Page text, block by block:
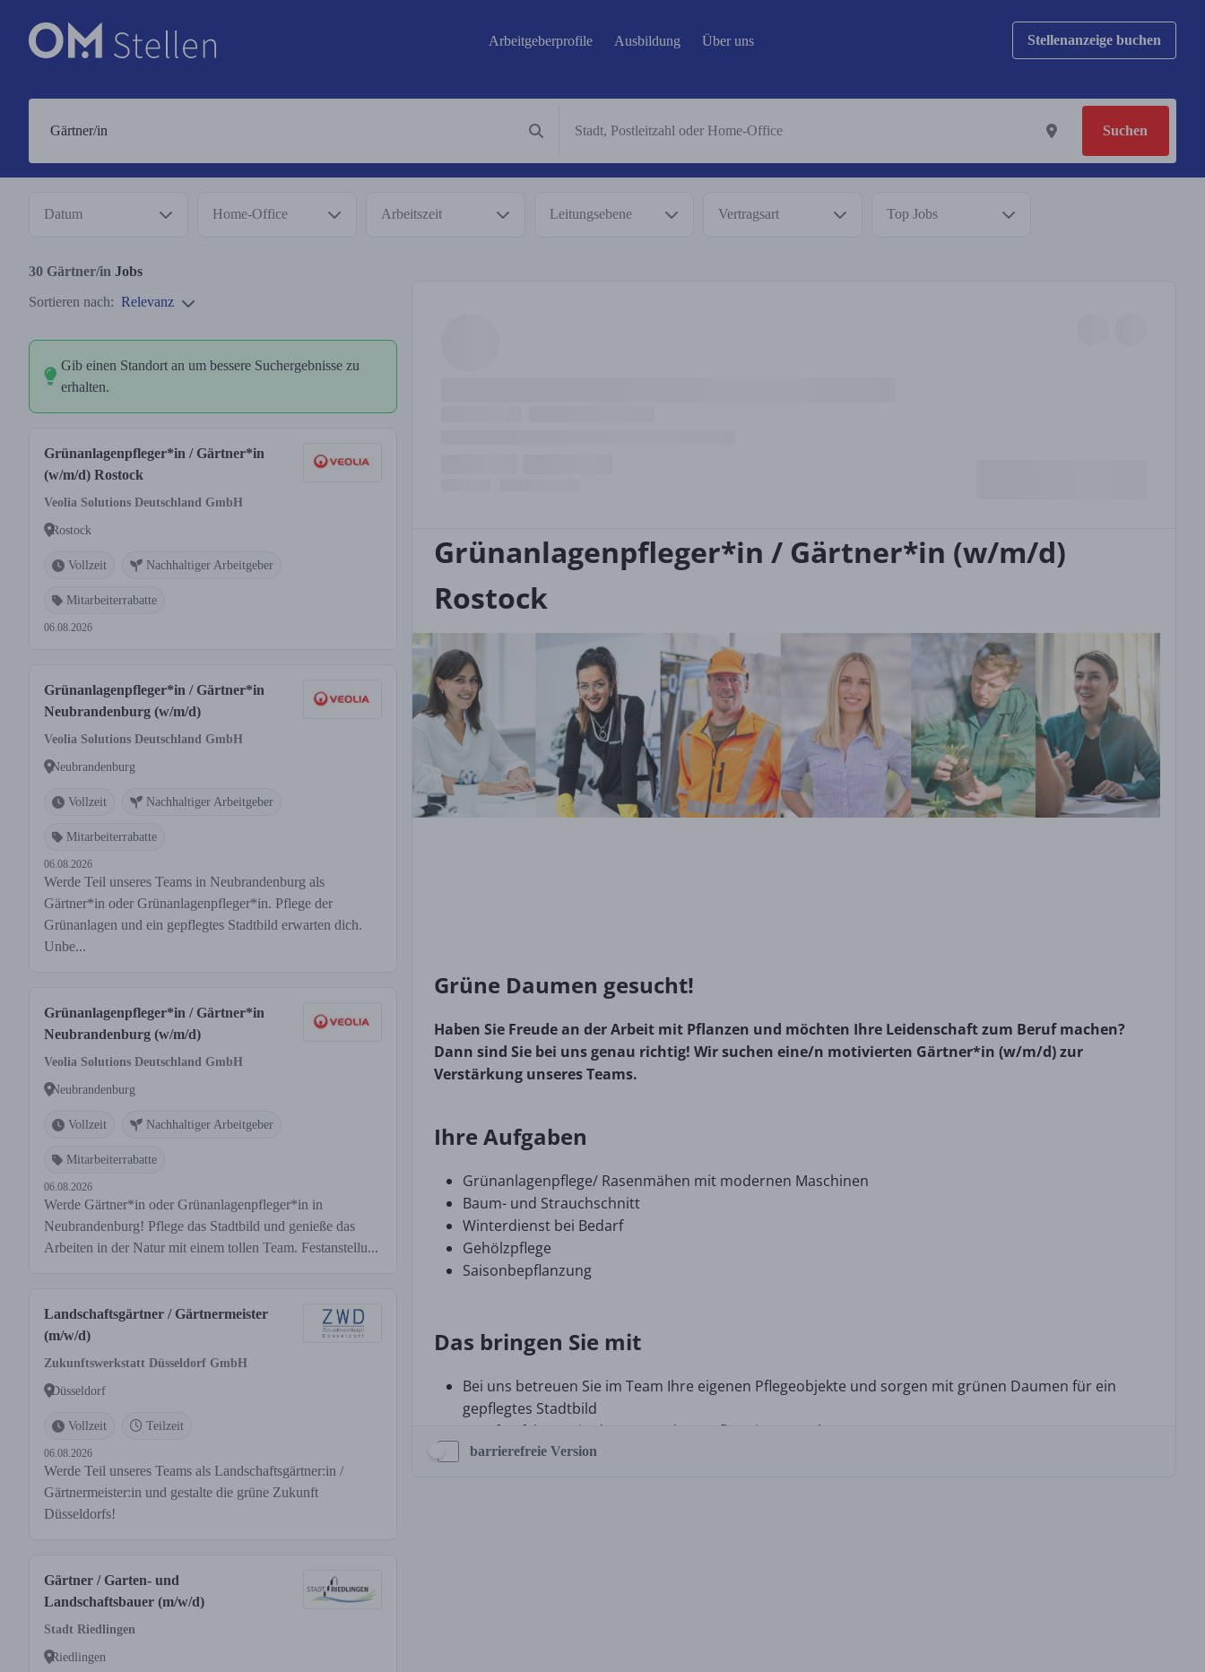
Arbeitgeberprofile Ausbildung Über uns Stellenanzeige buchen
Suchen
Datum Home-Office Arbeitszeit Leitungsebene Vertragsart Top Jobs
30 Gärtner/in Jobs
Sortieren nach: Relevanz
Gib einen Standort an um bessere Suchergebnisse zu
erhalten.
Grünanlagenpfleger*in / Gärtner*in
(w/m/d) Rostock
Veolia Solutions Deutschland GmbH
Rostock
Vollzeit Nachhaltiger Arbeitgeber
Mitarbeiterrabatte
06.08.2026
Grünanlagenpfleger*in / Gärtner*in
Neubrandenburg (w/m/d)
Veolia Solutions Deutschland GmbH
Neubrandenburg
Vollzeit Nachhaltiger Arbeitgeber
Mitarbeiterrabatte
06.08.2026
Werde Teil unseres Teams in Neubrandenburg als
Gärtner*in oder Grünanlagenpfleger*in. Pflege der
Grünanlagen und ein gepflegtes Stadtbild erwarten dich.
Unbe...
Grünanlagenpfleger*in / Gärtner*in
Neubrandenburg (w/m/d)
Veolia Solutions Deutschland GmbH
Neubrandenburg
Vollzeit Nachhaltiger Arbeitgeber
Mitarbeiterrabatte
06.08.2026
Werde Gärtner*in oder Grünanlagenpfleger*in in
Neubrandenburg! Pflege das Stadtbild und genieße das
Arbeiten in der Natur mit einem tollen Team. Festanstellu...
Landschaftsgärtner / Gärtnermeister
(m/w/d)
Zukunftswerkstatt Düsseldorf GmbH
Düsseldorf
Vollzeit Teilzeit
06.08.2026
Werde Teil unseres Teams als Landschaftsgärtner:in /
Gärtnermeister:in und gestalte die grüne Zukunft
Düsseldorfs!
Gärtner / Garten- und
Landschaftsbauer (m/w/d)
Stadt Riedlingen
Riedlingen
barrierefreie Version